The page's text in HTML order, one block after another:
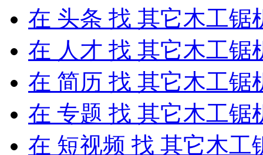
在 头条 找 其它木工锯
在 人才 找 其它木工锯
在 简历 找 其它木工锯
在 专题 找 其它木工锯
在 短视频 找 其它木工